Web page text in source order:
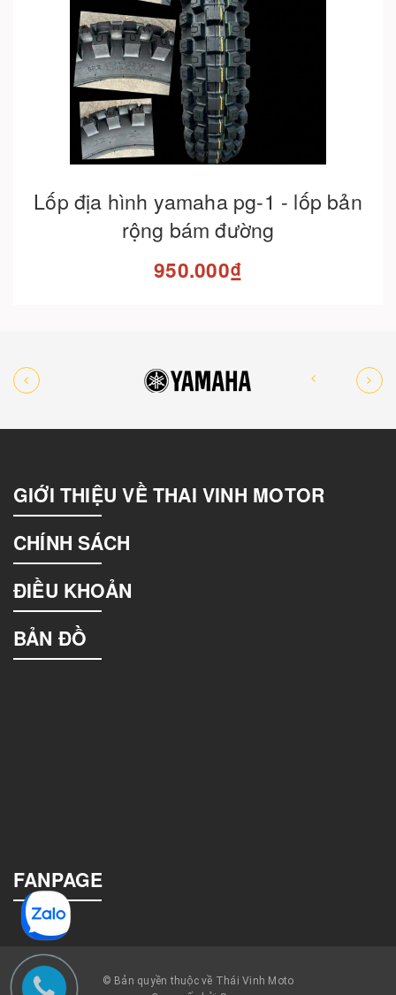
Lốp địa hình yamaha pg-1 - lốp bản
rộng bám đường
950.000₫
Cho vào giỏ hàng
GIỚI THIỆU VỀ THAI VINH MOTOR
CHÍNH SÁCH
ĐIỀU KHOẢN
BẢN ĐỒ
FANPAGE
© Bản quyền thuộc về Thái Vinh Moto